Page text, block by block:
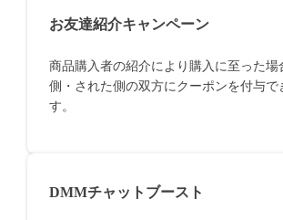
お友達紹介キャンペーン
商品購入者の紹介により購入に至った場
側・された側の双方にクーポンを付与で
す。
DMMチャットブースト